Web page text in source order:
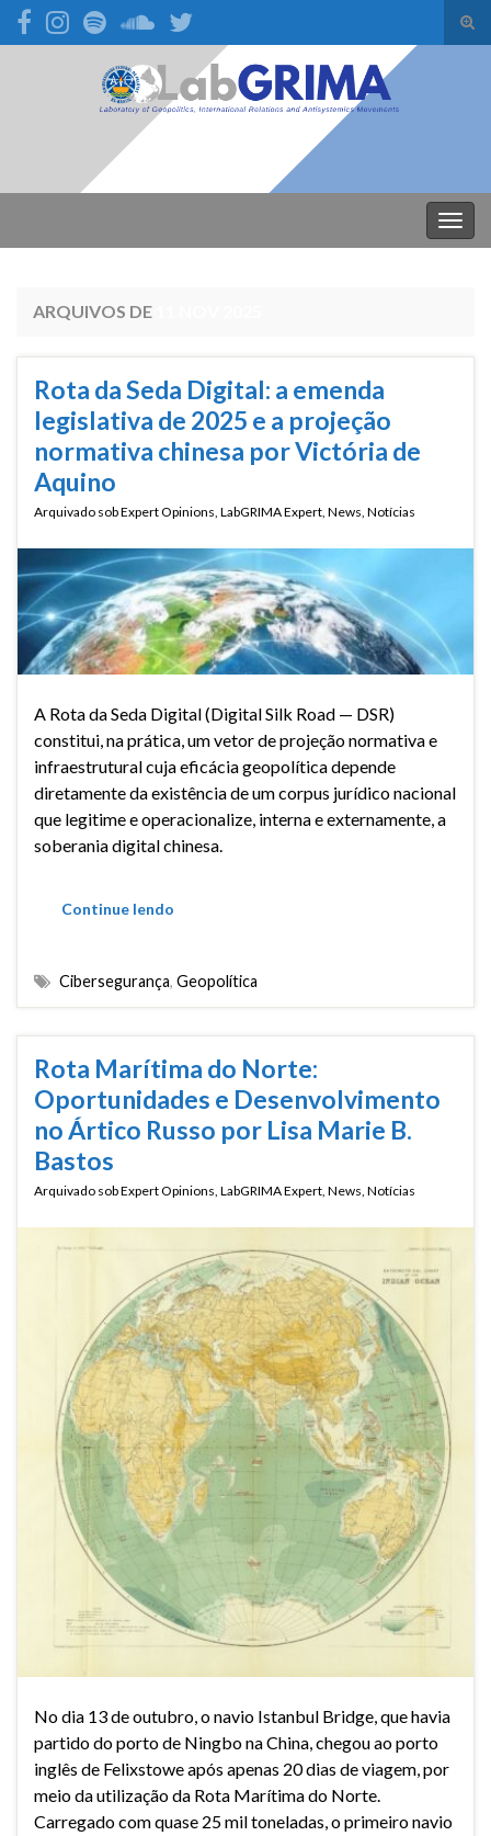
Search for:
ARQUIVOS DE
Rota da Seda Digital: a emenda
legislativa de 2025 e a projeção
normativa chinesa por Victória de
Aquino
Arquivado sobExpert Opinions, LabGRIMA Expert, News, Notícias
A Rota da Seda Digital (Digital Silk Road — DSR)
constitui, na prática, um vetor de projeção normativa e
infraestrutural cuja eficácia geopolítica depende
diretamente da existência de um corpus jurídico nacional
que legitime e operacionalize, interna e externamente, a
soberania digital chinesa.
Continue lendo
Cibersegurança, Geopolítica
Rota Marítima do Norte:
Oportunidades e Desenvolvimento
no Ártico Russo por Lisa Marie B.
Bastos
Arquivado sobExpert Opinions LabGRIMA Expert News Notícias
No dia 13 de outubro, o navio Istanbul Bridge, que havia
partido do porto de Ningbo na China, chegou ao porto
inglês de Felixstowe após apenas 20 dias de viagem, por
meio da utilização da Rota Marítima do Norte.
Carregado com quase 25 mil toneladas, o primeiro navio